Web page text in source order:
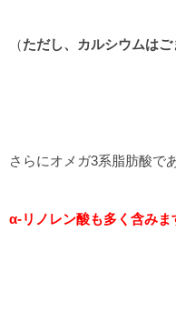
（ただし、カルシウムは
さらにオメガ3系脂肪酸で
α-リノレン酸も多く含みま